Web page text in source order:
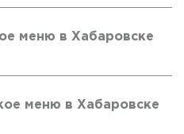
меню в Хабаровске
меню в Хабаровске